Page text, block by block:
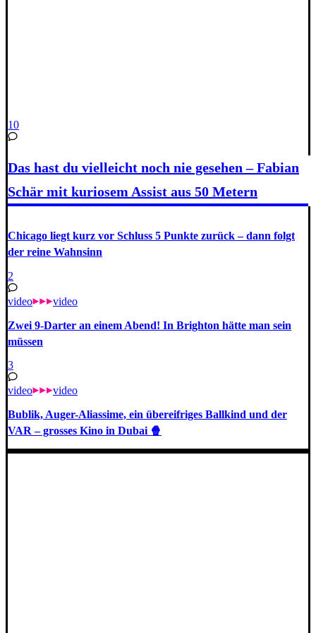
10
Das hast du vielleicht noch nie gesehen – Fabian
Schär mit kuriosem Assist aus 50 Metern
Chicago liegt kurz vor Schluss 5 Punkte zurück – dann folgt
der reine Wahnsinn
2
video video
Zwei 9-Darter an einem Abend! In Brighton hätte man sein
müssen
3
video video
Bublik, Auger-Aliassime, ein übereifriges Ballkind und der
VAR – grosses Kino in Dubai 🍿